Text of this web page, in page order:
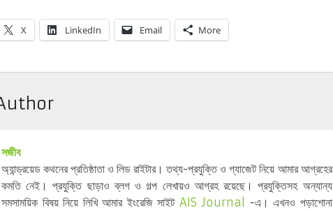
X LinkedIn Email More
সজীব
অ্যান্ড্রয়েড কথনের প্রতিষ্ঠাতা ও লিড রাইটার। তথ্য-প্রযুক্তি ও গ্যাজেট নিয়ে আমার আগ্রহের
কমতি নেই। প্রযুক্তি ছাড়াও ব্লগ ও গল্প লেখায়ও আগ্রহ রয়েছে। প্রযুক্তিসহ অন্যান্য
সমসাময়িক বিষয় নিয়ে লিখি আমার ইংরেজি সাইট AIS Journal
-এ। এখনও পড়াশোনা